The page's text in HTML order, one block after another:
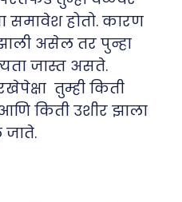
समावेश होतो. कारण
असेल तर पुन्हा
जास्त असते.
तुम्ही किती
किती उशीर झाला
जाते.